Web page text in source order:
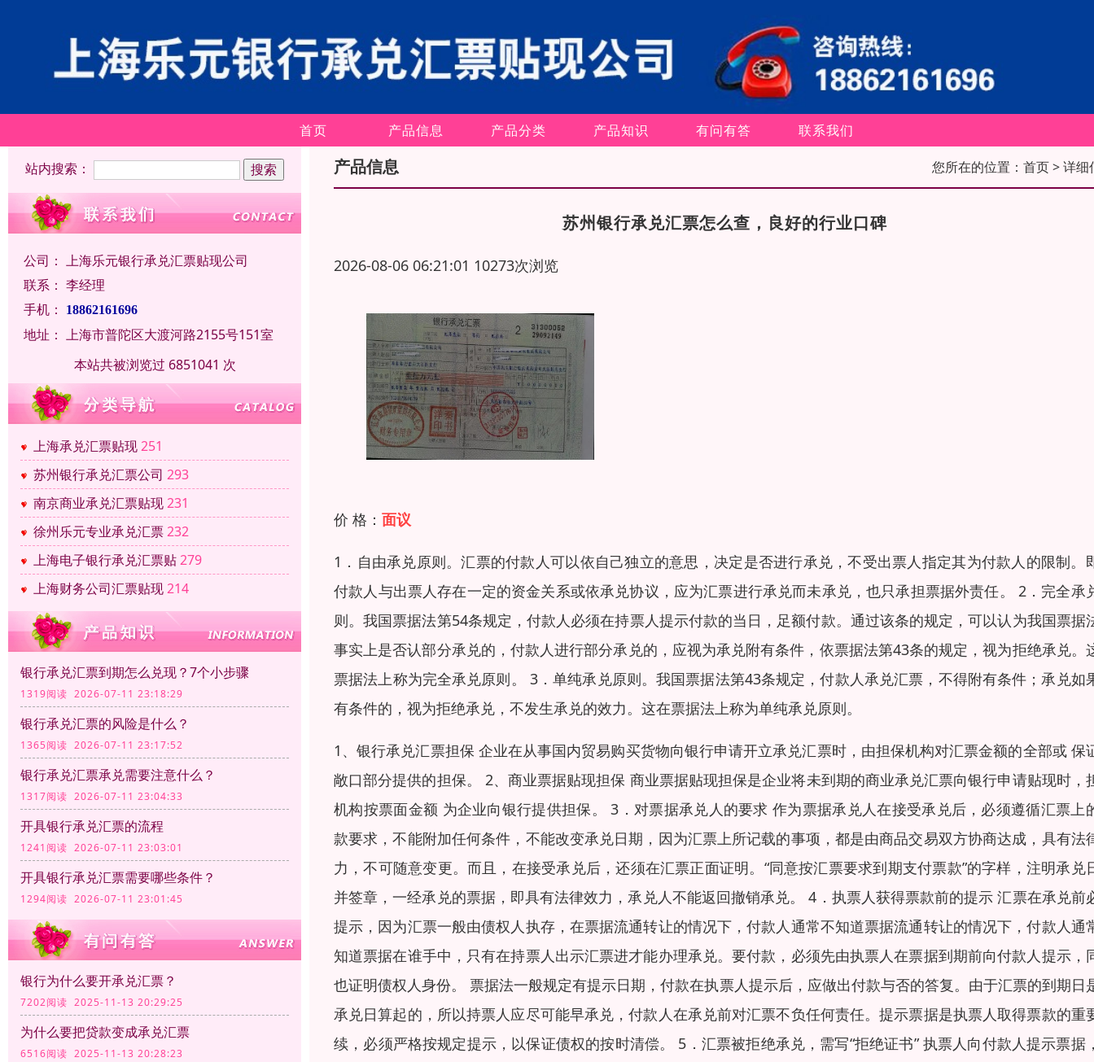
首页 产品信息 产品分类 产品知识 有问有答 联系我们
站内搜索：
公司： 上海乐元银行承兑汇票贴现公司
联系： 李经理
手机：
18862161696
地址： 上海市普陀区大渡河路2155号151室
本站共被浏览过 6851041 次
上海承兑汇票贴现251
苏州银行承兑汇票公司 293
南京商业承兑汇票贴现231
徐州乐元专业承兑汇票232
上海电子银行承兑汇票贴279
上海财务公司汇票贴现214
银行承兑汇票到期怎么兑现？7个小步骤
1319阅读 2026-07-11 23:18:29
银行承兑汇票的风险是什么？
1365阅读 2026-07-11 23:17:52
银行承兑汇票承兑需要注意什么？
1317阅读 2026-07-11 23:04:33
开具银行承兑汇票的流程
1241阅读 2026-07-11 23:03:01
开具银行承兑汇票需要哪些条件？
1294阅读 2026-07-11 23:01:45
银行为什么要开承兑汇票？
7202阅读 2025-11-13 20:29:25
为什么要把贷款变成承兑汇票
6516阅读 2025-11-13 20:28:23
产品信息 您所在的位置： 首页> 详细
苏州银行承兑汇票怎么查，良好的行业口碑
2026-08-06 06:21:01 10273次浏览
价 格： 面议
1．自由承兑原则。汇票的付款人可以依自己独立的意思，决定是否进行承兑，不受出票人指定其为付款人的限制。
付款人与出票人存在一定的资金关系或依承兑协议，应为汇票进行承兑而未承兑，也只承担票据外责任。 2．完全承
则。我国票据法第54条规定，付款人必须在持票人提示付款的当日，足额付款。通过该条的规定，可以认为我国票据
事实上是否认部分承兑的，付款人进行部分承兑的，应视为承兑附有条件，依票据法第43条的规定，视为拒绝承兑。
票据法上称为完全承兑原则。 3．单纯承兑原则。我国票据法第43条规定，付款人承兑汇票，不得附有条件；承兑如
有条件的，视为拒绝承兑，不发生承兑的效力。这在票据法上称为单纯承兑原则。
1、银行承兑汇票担保 企业在从事国内贸易购买货物向银行申请开立承兑汇票时，由担保机构对汇票金额的全部或 保
敞口部分提供的担保。 2、商业票据贴现担保 商业票据贴现担保是企业将未到期的商业承兑汇票向银行申请贴现时，
机构按票面金额 为企业向银行提供担保。 3．对票据承兑人的要求 作为票据承兑人在接受承兑后，必须遵循汇票上
款要求，不能附加任何条件，不能改变承兑日期，因为汇票上所记载的事项，都是由商品交易双方协商达成，具有法
力，不可随意变更。而且，在接受承兑后，还须在汇票正面证明。“同意按汇票要求到期支付票款”的字样，注明承兑
并签章，一经承兑的票据，即具有法律效力，承兑人不能返回撤销承兑。 4．执票人获得票款前的提示 汇票在承兑前
提示，因为汇票一般由债权人执存，在票据流通转让的情况下，付款人通常不知道票据流通转让的情况下，付款人通
知道票据在谁手中，只有在持票人出示汇票进才能办理承兑。要付款，必须先由执票人在票据到期前向付款人提示，
也证明债权人身份。 票据法一般规定有提示日期，付款在执票人提示后，应做出付款与否的答复。由于汇票的到期日
承兑日算起的，所以持票人应尽可能早承兑，付款人在承兑前对汇票不负任何责任。提示票据是执票人取得票款的重
续，必须严格按规定提示，以保证债权的按时清偿。 5．汇票被拒绝承兑，需写“拒绝证书” 执票人向付款人提示票据